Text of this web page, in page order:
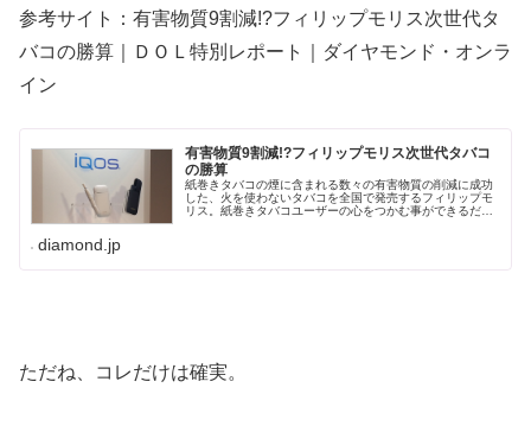
参考サイト：有害物質9割減!?フィリップモリス次世代タ
バコの勝算｜ＤＯＬ特別レポート｜ダイヤモンド・オンラ
イン
有害物質9割減!?フィリップモリス次世代タバコ
の勝算
紙巻きタバコの煙に含まれる数々の有害物質の削減に成功
した、火を使わないタバコを全国で発売するフィリップモ
リス。紙巻きタバコユーザーの心をつかむ事ができるだろ
diamond.jp
ただね、コレだけは確実。